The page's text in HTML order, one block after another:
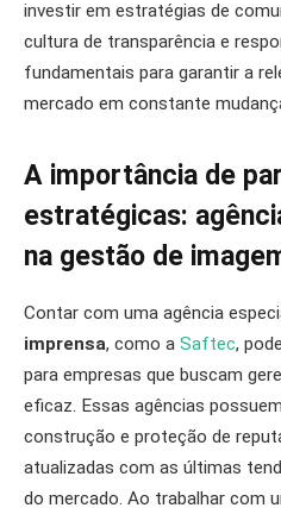
investir em estratégias de
cultura de transparência e
fundamentais para garantir a
mercado em constante
A importância de
estratégicas:
na gestão de
Contar com uma agência
imprensa, como a Saftec,
para empresas que buscam
eficaz. Essas agências
construção e proteção de
atualizadas com as últimas
do mercado. Ao trabalhar com